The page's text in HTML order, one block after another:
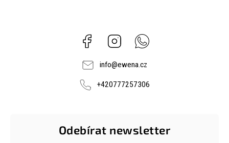
Facebook Instagram
info@ewena.cz
+420777257306
Odebírat newsletter